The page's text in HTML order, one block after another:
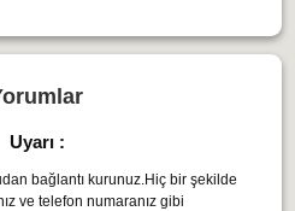
Uyarı :
bağlantı kurunuz.Hiç bir şekilde
ve telefon numaranız gibi